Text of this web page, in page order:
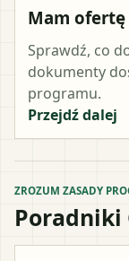
Mam
Sprawdź, co
dokumenty
programu.
Przejdź dalej
ZROZUM ZASADY
Poradniki